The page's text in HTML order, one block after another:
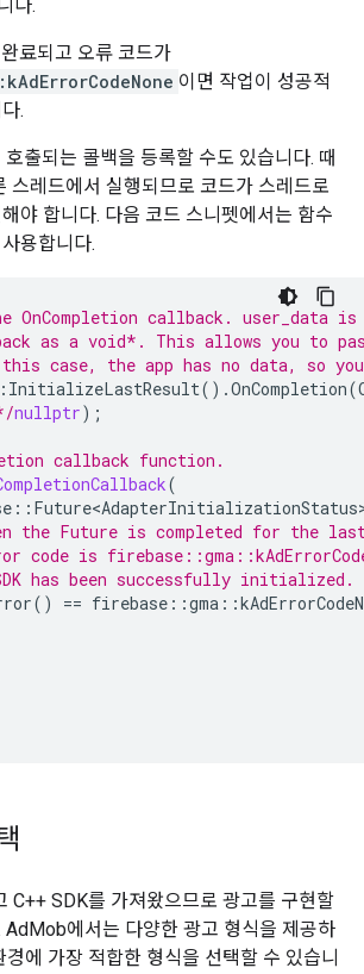
다.
료되고 오류 코드가
이면 작업이 성공적
.
호출되는 콜백을 등록할 수도 있습니다. 때
스레드에서 실행되므로 코드가 스레드로
야 합니다. 다음 코드 스니펫에서는 함수
용합니다.
OnCompletion callback. user_data
as a void*. This allows you to
case, the app has no data, so
InitializeLastResult().OnCompletion(
nullptr);
callback function.
(
::
the Future is completed for the
is
has been successfully initialized.
() == firebase ::gma ::
C++ SDK를 가져왔으므로 광고를 구현할
AdMob에서는 다양한 광고 형식을 제공하
에 가장 적합한 형식을 선택할 수 있습니